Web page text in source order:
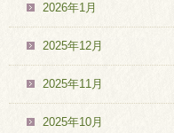
2026年1月
2025年12月
2025年11月
2025年10月